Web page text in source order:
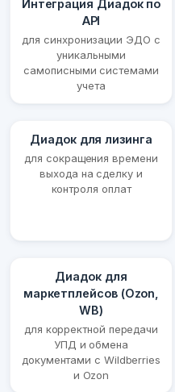
Интеграция Диадок по
API
для синхронизации ЭДО с
уникальными
самописными системами
учета
Диадок для лизинга
для сокращения времени
выхода на сделку и
контроля оплат
Диадок для
маркетплейсов (Ozon,
WB)
для корректной передачи
УПД и обмена
документами с Wildberries
и Ozon